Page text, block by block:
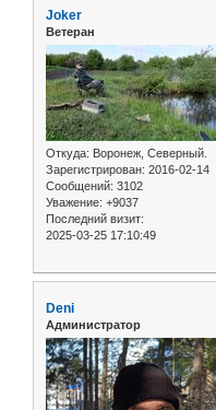
Joker
Ветеран
Откуда: Воронеж, Северный.
Зарегистрирован: 2016-02-14
Сообщений: 3102
Уважение: +9037
Последний визит:
2025-03-25 17:10:49
Deni
Администратор